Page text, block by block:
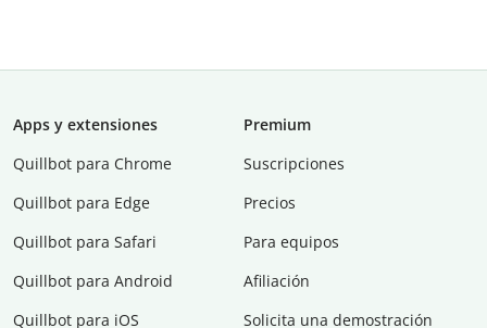
Apps y extensiones
Quillbot para Chrome
Quillbot para Edge
Quillbot para Safari
Quillbot para Android
Quillbot para iOS
Premium
Suscripciones
Precios
Para equipos
Afiliación
Solicita una demostración